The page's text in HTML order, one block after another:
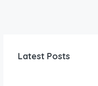
Latest Posts